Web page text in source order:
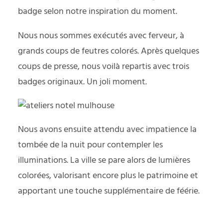
badge selon notre inspiration du moment.
Nous nous sommes exécutés avec ferveur, à
grands coups de feutres colorés. Après quelques
coups de presse, nous voilà repartis avec trois
badges originaux. Un joli moment.
Nous avons ensuite attendu avec impatience la
tombée de la nuit pour contempler les
illuminations. La ville se pare alors de lumières
colorées, valorisant encore plus le patrimoine et
apportant une touche supplémentaire de féérie.